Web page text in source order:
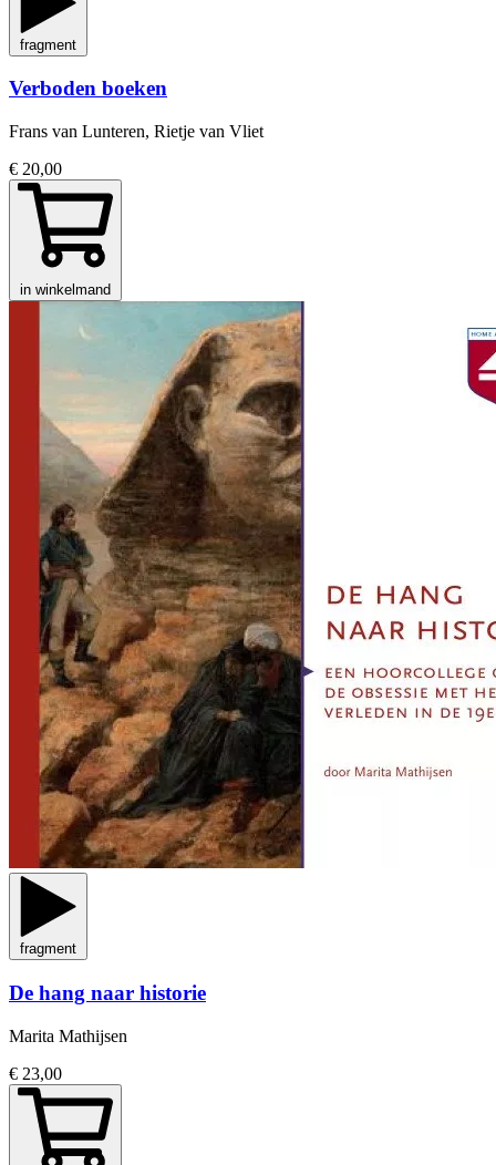
fragment
Verboden boeken
Frans van Lunteren, Rietje van Vliet
€ 20,00
in winkelmand
fragment
De hang naar historie
Marita Mathijsen
€ 23,00